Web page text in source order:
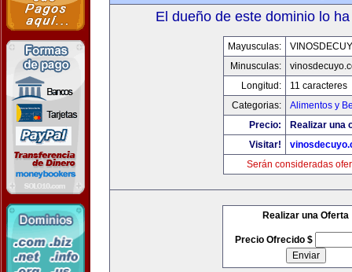
El dueño de este dominio lo
Mayusculas:
Minusculas:
Longitud:
11 caracteres
Categorias:
Alimentos y
Precio:
Realizar una
Visitar!
Serán consideradas
Realizar una Oferta
Precio Ofrecido $